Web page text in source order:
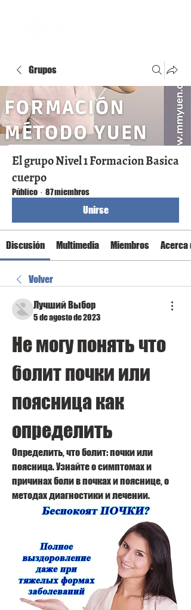
Grupos
El grupo Nivel 1 Formacion Basica
cuerpo
Público · 87 miembros
Unirse
Discusión Multimedia Miembros Acerca
Volver
Лучший Выбор
5 de agosto de 2023
Не могу понять что
болит почки или
поясница как
определить
Определить, что болит: почки или
поясница. Узнайте о симптомах и
причинах боли в почках и пояснице, о
методах диагностики и лечении.